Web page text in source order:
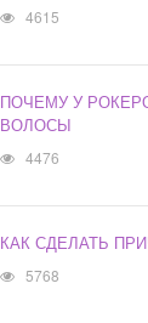
4615
ПОЧЕМУ У
ВОЛОСЫ
4476
КАК СДЕЛАТЬ
5768